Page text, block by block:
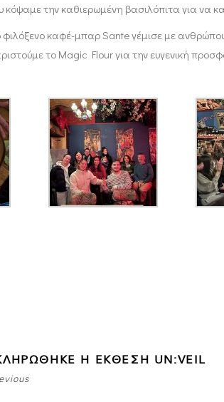
κόψαμε την καθιερωμένη βασιλόπιτα για να
καφέ-μπαρ Sante γέμισε με
το Magic Flour για την ευγενική
Η ΕΚΘΕΣΗ UN:VEIL